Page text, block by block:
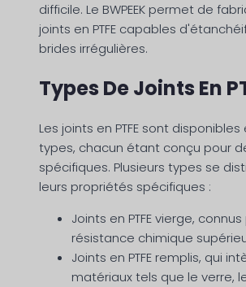
difficile. Le BWPEEK permet de
joints en PTFE capables
brides irrégulières.
Types De Joints En
Les joints en PTFE sont
types, chacun étant conçu pour
spécifiques. Plusieurs types se
leurs propriétés spécifiques :
Joints en PTFE vierge,
résistance chimique
Joints en PTFE remplis, qui
matériaux tels que le verre,